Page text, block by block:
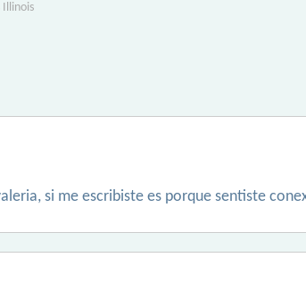
Illinois
si me escribiste es porque sentiste